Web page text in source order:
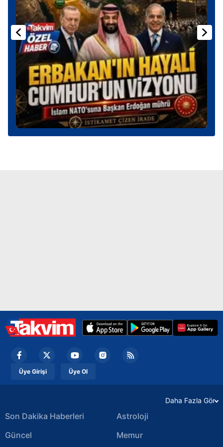
Sitemizde kendimize ve üçüncü kişilere ait çerezler
kullanılmaktadır. Bu çerezler vasıtasıyla çeşitli kişisel
verileriniz işlenmekte olup gerekli olan çerezler bilgi
toplumu hizmetlerinin sunulması amacıyla
kullanılmaktadır. Diğer çerezler, sitemizin daha işlevsel
kılınması ve kişiselleştirilmesi ve sizlere yönelik
reklam/pazarlama faaliyetlerinin yapılması, amaçlarıyla
sınırlı olarak açık rızanız dahilinde kullanılacaktır.
Çerezlere ilişkin tercihlerinizi aşağıda yer alan panel
vasıtasıyla belirleyebilirsiniz. Çerezlere ilişkin detaylı bilgi
için Ayarlar butonuna tıklayabilir,Çerez Bilgilendirme
Üye Girişi Üye Ol
Daha Fazla Gör
Son Dakika Haberleri
Güncel
Astroloji
Memur